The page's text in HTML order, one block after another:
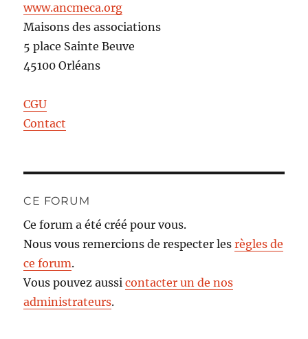
www.ancmeca.org
Maisons des associations
5 place Sainte Beuve
45100 Orléans
CGU
Contact
CE FORUM
Ce forum a été créé pour vous.
Nous vous remercions de respecter lesrègles de
ce forum.
Vous pouvez aussicontacter un de nos
administrateurs.